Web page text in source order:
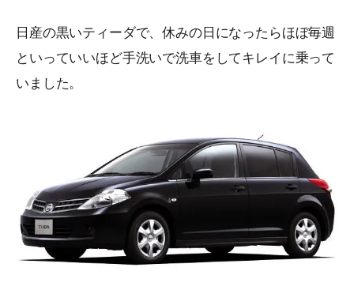
日産の黒いティーダで、休みの日になったらほぼ毎週
といっていいほど手洗いで洗車をしてキレイに乗って
いました。